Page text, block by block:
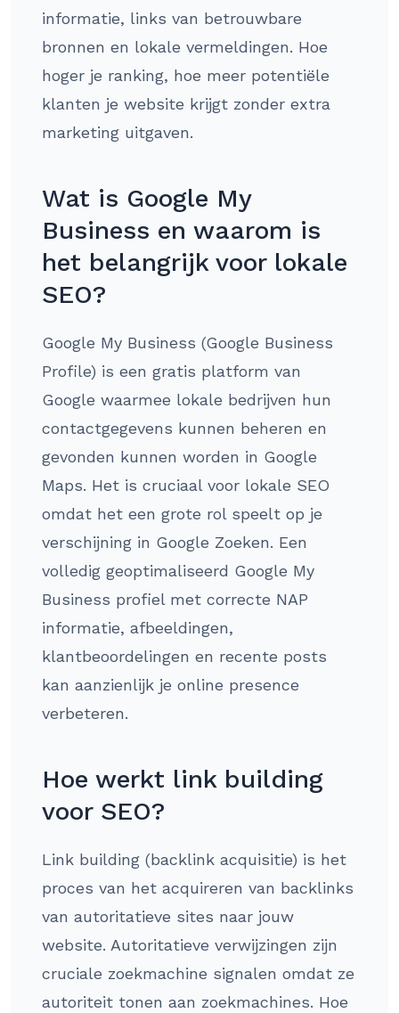
informatie, links van betrouwbare
bronnen en lokale vermeldingen. Hoe
hoger je ranking, hoe meer potentiële
klanten je website krijgt zonder extra
marketing uitgaven.
Wat is Google My
Business en waarom is
het belangrijk voor lokale
SEO?
Google My Business (Google Business
Profile) is een gratis platform van
Google waarmee lokale bedrijven hun
contactgegevens kunnen beheren en
gevonden kunnen worden in Google
Maps. Het is cruciaal voor lokale SEO
omdat het een grote rol speelt op je
verschijning in Google Zoeken. Een
volledig geoptimaliseerd Google My
Business profiel met correcte NAP
informatie, afbeeldingen,
klantbeoordelingen en recente posts
kan aanzienlijk je online presence
verbeteren.
Hoe werkt link building
voor SEO?
Link building (backlink acquisitie) is het
proces van het acquireren van backlinks
van autoritatieve sites naar jouw
website. Autoritatieve verwijzingen zijn
cruciale zoekmachine signalen omdat ze
autoriteit tonen aan zoekmachines. Hoe